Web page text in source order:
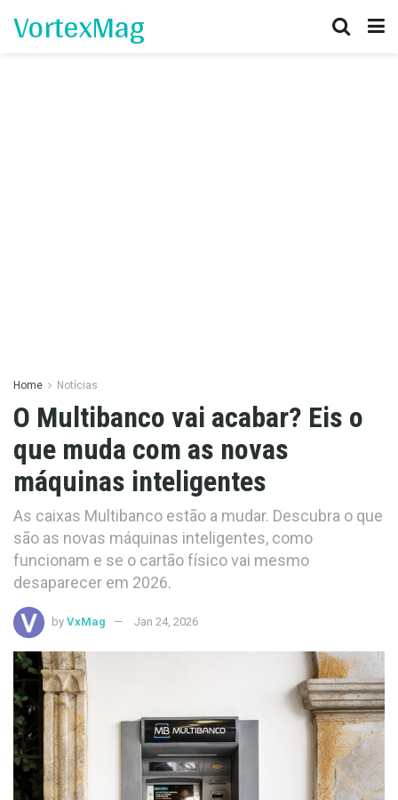
VortexMag
Home Notícias
O Multibanco vai acabar? Eis o
que muda com as novas
máquinas inteligentes
As caixas Multibanco estão a mudar. Descubra o que
são as novas máquinas inteligentes, como
funcionam e se o cartão físico vai mesmo
desaparecer em 2026.
by VxMag Jan 24, 2026